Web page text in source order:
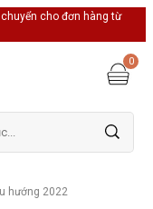
chuyển cho đơn hàng từ
0
hướng 2022